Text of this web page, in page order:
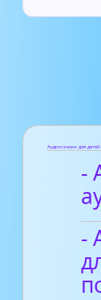
Аудиосказки для
-
-